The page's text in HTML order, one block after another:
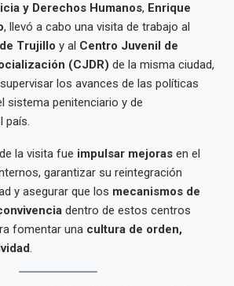
y Derechos Humanos, Enrique
, llevó a cabo una visita de trabajo al
Trujillo y al Centro Juvenil de
(CJDR) de la misma ciudad,
los avances de las políticas
sistema penitenciario y de
país.
la visita fue impulsar mejoras en el
garantizar su reintegración
y asegurar que los mecanismos de
dentro de estos centros
fomentar una cultura de orden,
.